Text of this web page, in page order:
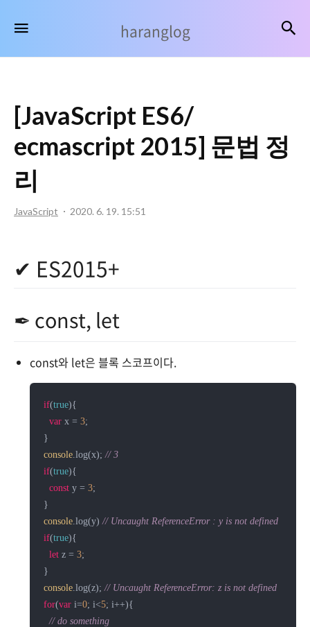
haranglog
[JavaScript ES6/
ecmascript 2015] 문법 정
리
JavaScript 2020. 6. 19. 15:51
✔ ES2015+
✒ const, let
const와 let은 블록 스코프이다.
if(true){
var x = 3;
console .log(x); // 3
if(true){
const y = 3;
console .log(y) // Uncaught ReferenceError : y is not defined
if(true){
let z = 3;
console .log(z); // Uncaught ReferenceError: z is not defined
for(var i=0; i<5; i++){
// do something